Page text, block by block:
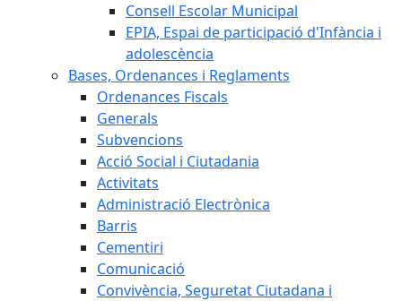
Consell Escolar Municipal
EPIA, Espai de participació d'Infància i
adolescència
Bases, Ordenances i Reglaments
Ordenances Fiscals
Generals
Subvencions
Acció Social i Ciutadania
Activitats
Administració Electrònica
Barris
Cementiri
Comunicació
Convivència, Seguretat Ciutadana i